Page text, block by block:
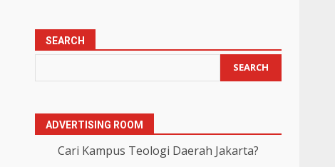
SEARCH
SEARCH
ADVERTISING ROOM
Cari Kampus Teologi Daerah Jakarta?